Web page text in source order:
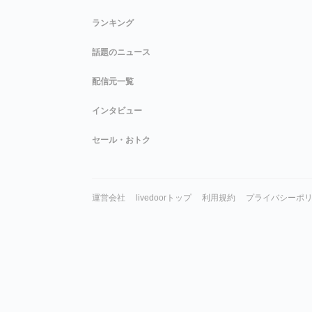
ランキング
話題のニュース
配信元一覧
インタビュー
セール・おトク
運営会社 livedoorトップ 利用規約 プライバシーポ